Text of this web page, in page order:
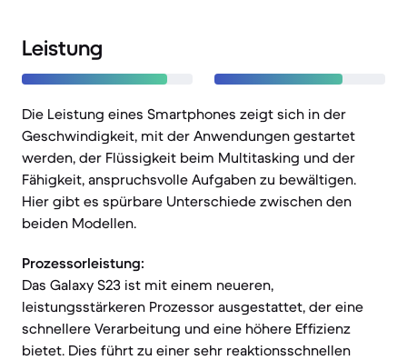
Leistung
Die Leistung eines Smartphones zeigt sich in der
Geschwindigkeit, mit der Anwendungen gestartet
werden, der Flüssigkeit beim Multitasking und der
Fähigkeit, anspruchsvolle Aufgaben zu bewältigen.
Hier gibt es spürbare Unterschiede zwischen den
beiden Modellen.
Prozessorleistung:
Das Galaxy S23 ist mit einem neueren,
leistungsstärkeren Prozessor ausgestattet, der eine
schnellere Verarbeitung und eine höhere Effizienz
bietet. Dies führt zu einer sehr reaktionsschnellen